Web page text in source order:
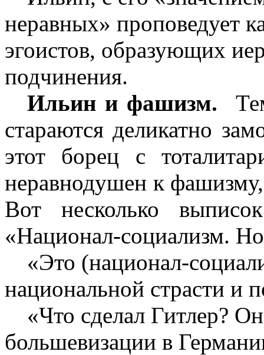
неравных» проповедует
эгоистов, образующих
подчинения.
Ильин и фашизм.
стараются деликатно
этот борец с
неравнодушен к
Вот несколько
«Национал-социализм.
«Это (национал-
национальной страсти и
«Что cделал Гитлер?
большевизации в